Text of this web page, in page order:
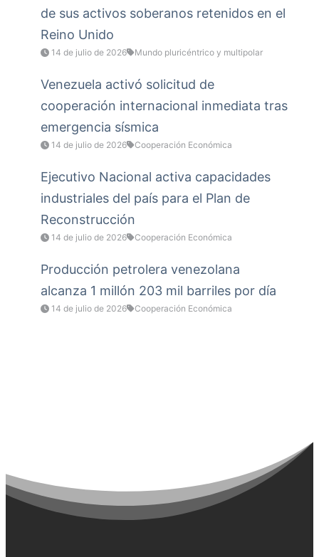
de sus activos soberanos retenidos en el
Reino Unido
14 de julio de 2026 Mundo pluricéntrico y multipolar
Venezuela activó solicitud de
cooperación internacional inmediata tras
emergencia sísmica
14 de julio de 2026 Cooperación Económica
Ejecutivo Nacional activa capacidades
industriales del país para el Plan de
Reconstrucción
14 de julio de 2026 Cooperación Económica
Producción petrolera venezolana
alcanza 1 millón 203 mil barriles por día
14 de julio de 2026 Cooperación Económica